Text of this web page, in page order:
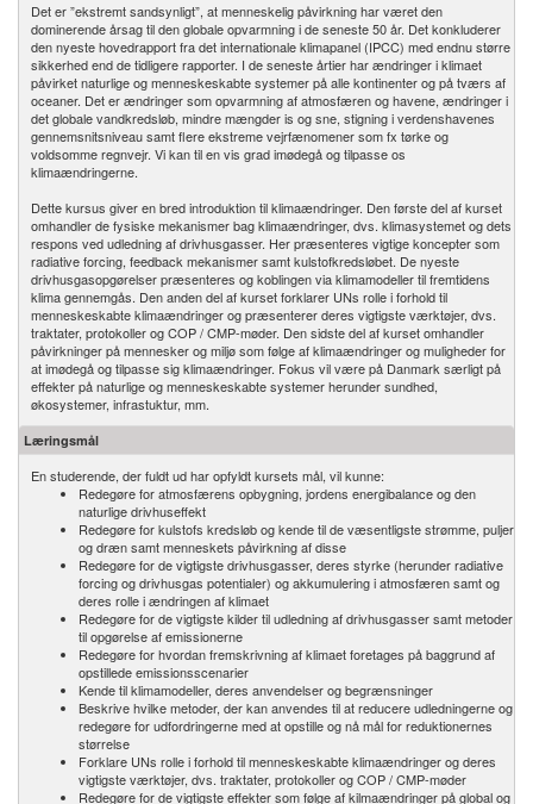
Det er ”ekstremt sandsynligt”, at menneskelig påvirkning har været den
dominerende årsag til den globale opvarmning i de seneste 50 år. Det konkluderer
den nyeste hovedrapport fra det internationale klimapanel (IPCC) med endnu større
sikkerhed end de tidligere rapporter. I de seneste årtier har ændringer i klimaet
påvirket naturlige og menneskeskabte systemer på alle kontinenter og på tværs af
oceaner. Det er ændringer som opvarmning af atmosfæren og havene, ændringer i
det globale vandkredsløb, mindre mængder is og sne, stigning i verdenshavenes
gennemsnitsniveau samt flere ekstreme vejrfænomener som fx tørke og
voldsomme regnvejr. Vi kan til en vis grad imødegå og tilpasse os
klimaændringerne.
Dette kursus giver en bred introduktion til klimaændringer. Den første del af kurset
omhandler de fysiske mekanismer bag klimaændringer, dvs. klimasystemet og dets
respons ved udledning af drivhusgasser. Her præsenteres vigtige koncepter som
radiative forcing, feedback mekanismer samt kulstofkredsløbet. De nyeste
drivhusgasopgørelser præsenteres og koblingen via klimamodeller til fremtidens
klima gennemgås. Den anden del af kurset forklarer UNs rolle i forhold til
menneskeskabte klimaændringer og præsenterer deres vigtigste værktøjer, dvs.
traktater, protokoller og COP / CMP-møder. Den sidste del af kurset omhandler
påvirkninger på mennesker og miljø som følge af klimaændringer og muligheder for
at imødegå og tilpasse sig klimaændringer. Fokus vil være på Danmark særligt på
effekter på naturlige og menneskeskabte systemer herunder sundhed,
økosystemer, infrastuktur, mm.
Læringsmål
En studerende, der fuldt ud har opfyldt kursets mål, vil kunne:
Redegøre for atmosfærens opbygning, jordens energibalance og den
naturlige drivhuseffekt
Redegøre for kulstofs kredsløb og kende til de væsentligste strømme, puljer
og dræn samt menneskets påvirkning af disse
Redegøre for de vigtigste drivhusgasser, deres styrke (herunder radiative
forcing og drivhusgas potentialer) og akkumulering i atmosfæren samt og
deres rolle i ændringen af klimaet
Redegøre for de vigtigste kilder til udledning af drivhusgasser samt metoder
til opgørelse af emissionerne
Redegøre for hvordan fremskrivning af klimaet foretages på baggrund af
opstillede emissionsscenarier
Kende til klimamodeller, deres anvendelser og begrænsninger
Beskrive hvilke metoder, der kan anvendes til at reducere udledningerne og
redegøre for udfordringerne med at opstille og nå mål for reduktionernes
størrelse
Forklare UNs rolle i forhold til menneskeskabte klimaændringer og deres
vigtigste værktøjer, dvs. traktater, protokoller og COP / CMP-møder
Redegøre for de vigtigste effekter som følge af kilmaændringer på global og